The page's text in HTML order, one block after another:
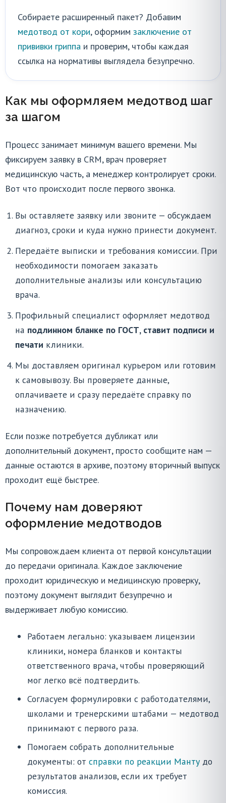
Собираете расширенный пакет? Добавим
медотвод от кори, оформим заключение от
прививки гриппа и проверим, чтобы каждая
ссылка на нормативы выглядела безупречно.
Как мы оформляем медотвод шаг
за шагом
Процесс занимает минимум вашего времени. Мы
фиксируем заявку в CRM, врач проверяет
медицинскую часть, а менеджер контролирует сроки.
Вот что происходит после первого звонка.
Вы оставляете заявку или звоните — обсуждаем
диагноз, сроки и куда нужно принести документ.
Передаёте выписки и требования комиссии. При
необходимости помогаем заказать
дополнительные анализы или консультацию
врача.
Профильный специалист оформляет медотвод
на подлинном бланке по ГОСТ, ставит подписи и
печати клиники.
Мы доставляем оригинал курьером или готовим
к самовывозу. Вы проверяете данные,
оплачиваете и сразу передаёте справку по
назначению.
Если позже потребуется дубликат или
дополнительный документ, просто сообщите нам —
данные остаются в архиве, поэтому вторичный выпуск
проходит ещё быстрее.
Почему нам доверяют
оформление медотводов
Мы сопровождаем клиента от первой консультации
до передачи оригинала. Каждое заключение
проходит юридическую и медицинскую проверку,
поэтому документ выглядит безупречно и
выдерживает любую комиссию.
Работаем легально: указываем лицензии
клиники, номера бланков и контакты
ответственного врача, чтобы проверяющий
мог легко всё подтвердить.
Согласуем формулировки с работодателями,
школами и тренерскими штабами — медотвод
принимают с первого раза.
Помогаем собрать дополнительные
документы: от справки по реакции Манту до
результатов анализов, если их требует
комиссия.